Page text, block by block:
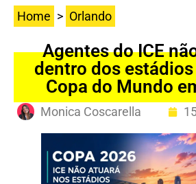
Home > Orlando
Agentes do ICE
dentro dos
Copa do Mundo
Monica Coscarella